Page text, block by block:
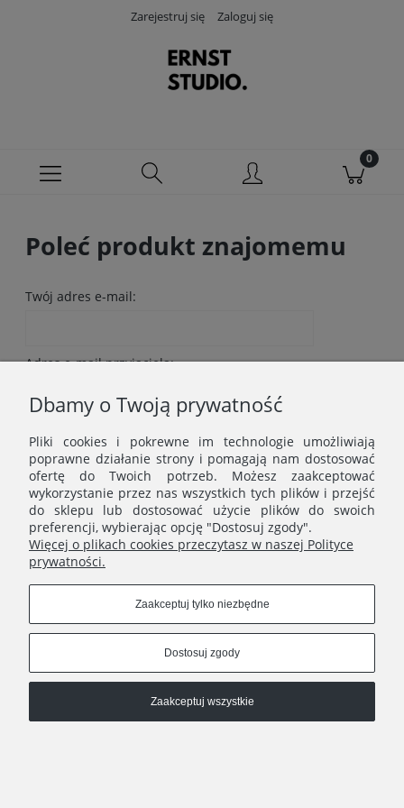
Zarejestruj się Zaloguj się
Poleć produkt znajomemu
Twój adres e-mail:
Adres e-mail przyjaciela:
MENU
ERNST STUDIO
Ernst Studio| | e-mail:shop@ernststudio.pl
Pokaż pełną wersję strony
Sklep internetowy Shoper.pl
Dbamy o Twoją prywatność
Pliki cookies i pokrewne im technologie umożliwiają
poprawne działanie strony i pomagają nam dostosować
ofertę do Twoich potrzeb. Możesz zaakceptować
wykorzystanie przez nas wszystkich tych plików i przejść
do sklepu lub dostosować użycie plików do swoich
preferencji, wybierając opcję "Dostosuj zgody".
Więcej o plikach cookies przeczytasz w naszej Polityce
prywatności.
Zaakceptuj tylko niezbędne
Dostosuj zgody
Zaakceptuj wszystkie